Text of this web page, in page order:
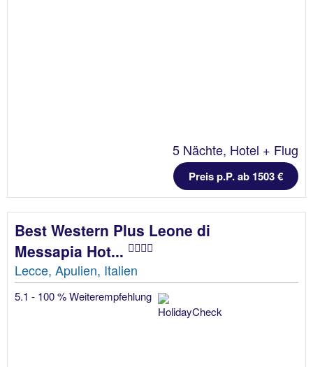
5 Nächte, Hotel + Flug
Preis p.P. ab 1503 €
Best Western Plus Leone di
Messapia Hot...
Lecce, Apulien, Italien
5.1 - 100 % Weiterempfehlung